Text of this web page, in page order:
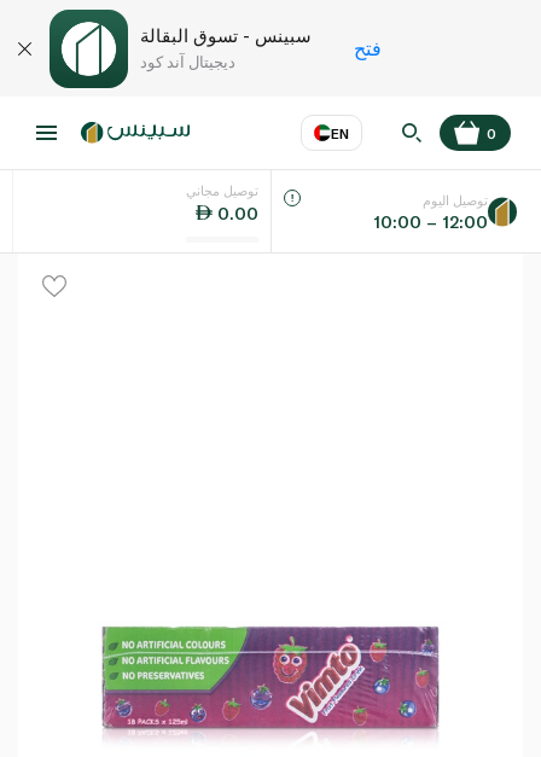
سبينس - تسوق البقالة
ديجيتال آند كود
فتح
EN
اللغة عر
0
توصيل مجاني
0.00
توصيل اليوم
10:00 – 12:00